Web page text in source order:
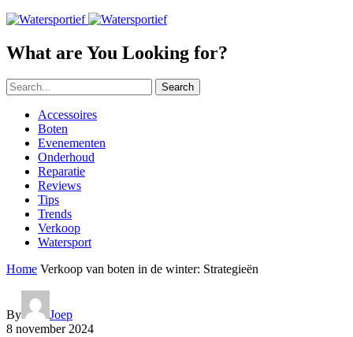
What are You Looking for?
Search
Accessoires
Boten
Evenementen
Onderhoud
Reparatie
Reviews
Tips
Trends
Verkoop
Watersport
Home Verkoop van boten in de winter: Strategieën
By
Joep
8 november 2024